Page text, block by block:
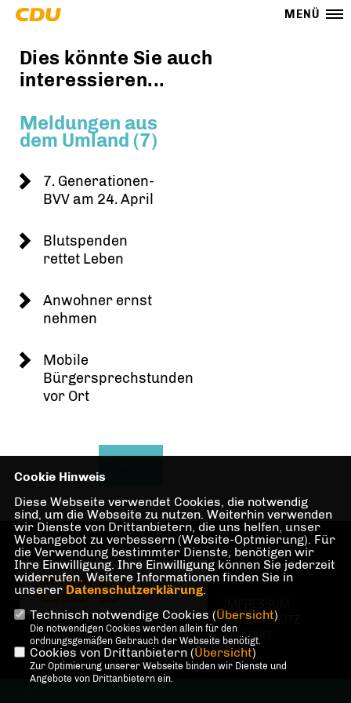
MENÜ
Dies könnte Sie auch
interessieren...
Meldungen aus
dem Umland (7)
7. Generationen-
BVV am 24. April
Blutspenden
rettet Leben
Anwohner ernst
nehmen
Mobile
Bürgersprechstunden
vor Ort
DATENSCHUTZ
KONTAKT
Cookie Hinweis
Diese Webseite verwendet Cookies, die notwendig
sind, um die Webseite zu nutzen. Weiterhin verwenden
wir Dienste von Drittanbietern, die uns helfen, unser
Webangebot zu verbessern (Website-Optmierung). Für
die Verwendung bestimmter Dienste, benötigen wir
Ihre Einwilligung. Ihre Einwilligung können Sie jederzeit
widerrufen. Weitere Informationen finden Sie in
unserer Datenschutzerklärung.
Technisch notwendige Cookies (Übersicht)
Die notwendigen Cookies werden allein für den
ordnungsgemäßen Gebrauch der Webseite benötigt.
Cookies von Drittanbietern (Übersicht)
Zur Optimierung unserer Webseite binden wir Dienste und
Angebote von Drittanbietern ein.